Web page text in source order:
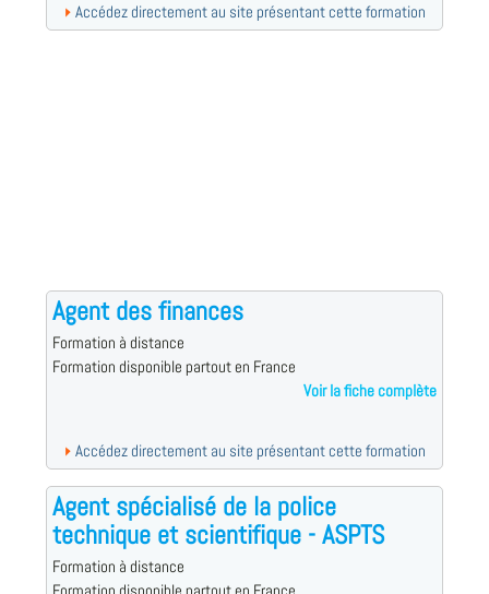
Accédez directement au site présentant cette formation
Agent des finances
Formation à distance
Formation disponible partout en France
Voir la fiche complète
Accédez directement au site présentant cette formation
Agent spécialisé de la police
technique et scientifique - ASPTS
Formation à distance